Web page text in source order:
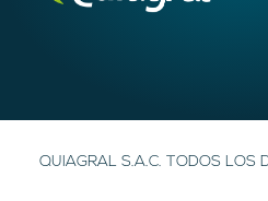
QUIAGRAL S.A.C. TODOS LOS